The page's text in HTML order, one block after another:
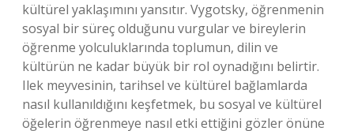
kültürel yaklaşımını yansıtır. Vygotsky, öğrenmenin
sosyal bir süreç olduğunu vurgular ve bireylerin
öğrenme yolculuklarında toplumun, dilin ve
kültürün ne kadar büyük bir rol oynadığını belirtir.
Ilek meyvesinin, tarihsel ve kültürel bağlamlarda
nasıl kullanıldığını keşfetmek, bu sosyal ve kültürel
öğelerin öğrenmeye nasıl etki ettiğini gözler önüne